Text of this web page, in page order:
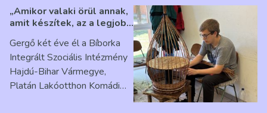
„Amikor valaki örül annak,
amit készítek, az a legjobb
Ribárszky Gergő ellátottal
Gergő két éve él a Bíborka
Integrált Szociális Intézmény
Hajdú-Bihar Vármegye,
Platán Lakóotthon Komádi